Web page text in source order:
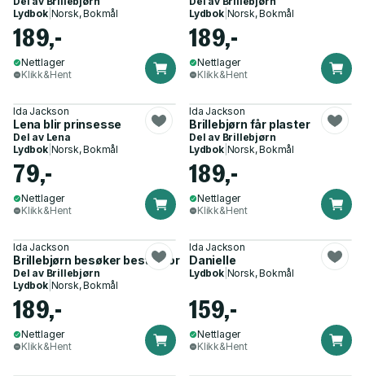
Lydbok| Norsk, Bokmål
189,-
Nettlager
Klikk&Hent
Lydbok| Norsk, Bokmål
189,-
Nettlager
Klikk&Hent
Ida Jackson
Lena blir prinsesse
Del av Lena
Lydbok| Norsk, Bokmål
79,-
Nettlager
Klikk&Hent
Ida Jackson
Brillebjørn får plaster
Del av Brillebjørn
Lydbok| Norsk, Bokmål
189,-
Nettlager
Klikk&Hent
Ida Jackson
Brillebjørn besøker bestemor
Del av Brillebjørn
Lydbok| Norsk, Bokmål
189,-
Nettlager
Klikk&Hent
Ida Jackson
Danielle
Lydbok| Norsk, Bokmål
159,-
Nettlager
Klikk&Hent